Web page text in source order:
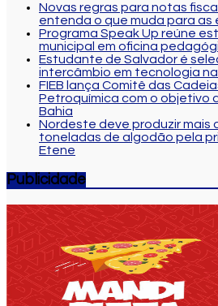
Novas regras para notas
entenda o que muda para as
Programa Speak Up reúne
municipal em oficina
Estudante de Salvador é
intercâmbio em tecnologia na
FIEB lança Comitê das
Petroquímica com o objetivo
Bahia
Nordeste deve produzir mais
toneladas de algodão pela
Etene
Publicidade